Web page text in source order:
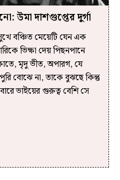
উমা দাশগুপ্তের দুর্গা
বঞ্চিত মেয়েটি যেন এক
ভিক্ষা দেয় পিছনপানে
মৃদু ভীত, অপারগ, যে
বোঝে না, তাকে বুঝছে কিন্তু
ভাইয়ের গুরুত্ব বেশি সে